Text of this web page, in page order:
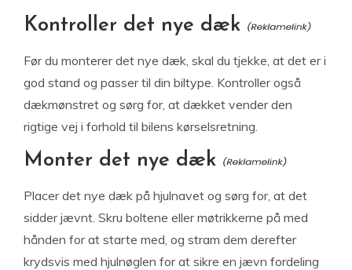
Kontroller det nye dæk
Før du monterer det nye dæk, skal du tjekke, at det er i
god stand og passer til din biltype. Kontroller også
dækmønstret og sørg for, at dækket vender den
rigtige vej i forhold til bilens kørselsretning.
Monter det nye dæk
Placer det nye dæk på hjulnavet og sørg for, at det
sidder jævnt. Skru boltene eller møtrikkerne på med
hånden for at starte med, og stram dem derefter
krydsvis med hjulnøglen for at sikre en jævn fordeling